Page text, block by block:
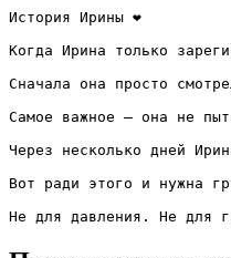
История Ирины ❤️
Когда Ирина только
Сначала она просто
Самое важное — она не
Через несколько дней
Вот ради этого и нужна
Не для давления. Не для